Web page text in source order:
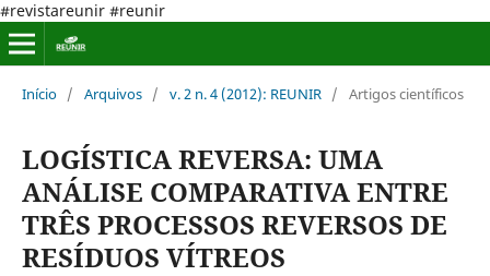
#revistareunir #reunir
Início / Arquivos / v. 2 n. 4 (2012): REUNIR / Artigos científicos
LOGÍSTICA REVERSA: UMA
ANÁLISE COMPARATIVA ENTRE
TRÊS PROCESSOS REVERSOS DE
RESÍDUOS VÍTREOS